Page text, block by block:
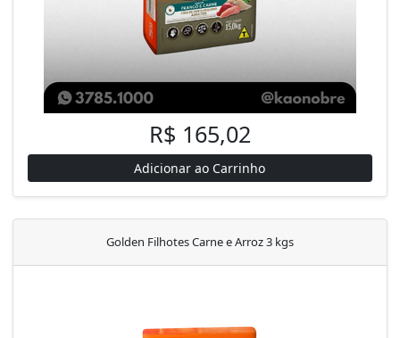
R$ 165,02
Adicionar ao Carrinho
Golden Filhotes Carne e Arroz 3 kgs